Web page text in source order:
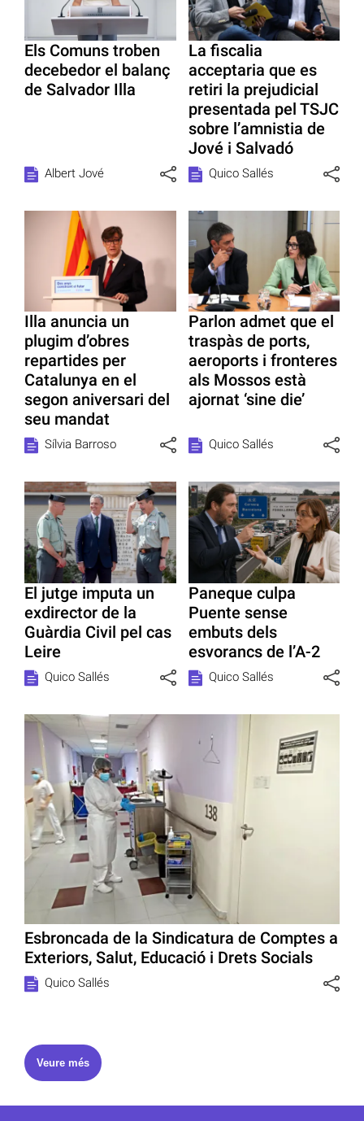
Els Comuns troben
decebedor el balanç
de Salvador Illa
Albert Jové
La fiscalia
acceptaria que es
retiri la prejudicial
presentada pel TSJC
sobre l’amnistia de
Jové i Salvadó
Quico Sallés
Illa anuncia un
plugim d’obres
repartides per
Catalunya en el
segon aniversari del
seu mandat
Sílvia Barroso
Parlon admet que el
traspàs de ports,
aeroports i fronteres
als Mossos està
ajornat ‘sine die’
Quico Sallés
El jutge imputa un
exdirector de la
Guàrdia Civil pel cas
Leire
Quico Sallés
Paneque culpa
Puente sense
embuts dels
esvorancs de l’A-2
Quico Sallés
Esbroncada de la Sindicatura de Comptes a
Exteriors, Salut, Educació i Drets Socials
Quico Sallés
Veure més